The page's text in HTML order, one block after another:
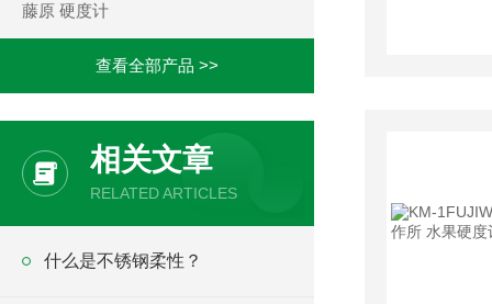
藤原 硬度计
查看全部产品 >>
相关文章
RELATED ARTICLES
什么是不锈钢柔性？